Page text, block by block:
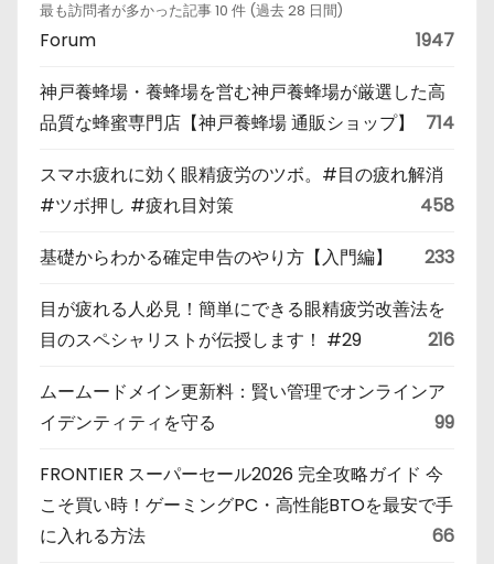
最も訪問者が多かった記事 10 件 (過去 28 日間)
Forum 1947
神戸養蜂場・養蜂場を営む神戸養蜂場が厳選した高
品質な蜂蜜専門店【神戸養蜂場 通販ショップ】
714
スマホ疲れに効く眼精疲労のツボ。#目の疲れ解消
#ツボ押し #疲れ目対策
458
基礎からわかる確定申告のやり方【入門編】 233
目が疲れる人必見！簡単にできる眼精疲労改善法を
目のスペシャリストが伝授します！ #29
216
ムームードメイン更新料：賢い管理でオンラインア
イデンティティを守る
99
FRONTIER スーパーセール2026 完全攻略ガイド 今
こそ買い時！ゲーミングPC・高性能BTOを最安で手
に入れる方法
66